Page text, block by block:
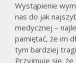
Wystąpienie
nas do jak
medycznej –
pamiętać, że im
tym bardziej
Przyjmuje się, że